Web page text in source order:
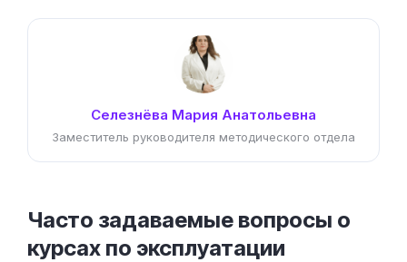
Селезнёва Мария Анатольевна
Заместитель руководителя методического отдела
Часто задаваемые вопросы о
курсах по эксплуатации